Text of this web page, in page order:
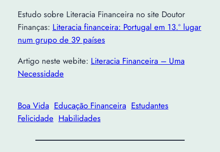
Estudo sobre Literacia Financeira no site Doutor
Finanças: Literacia financeira: Portugal em 13.º lugar
num grupo de 39 países
Artigo neste webite: Literacia Financeira – Uma
Necessidade
Boa Vida Educação Financeira Estudantes
Felicidade Habilidades